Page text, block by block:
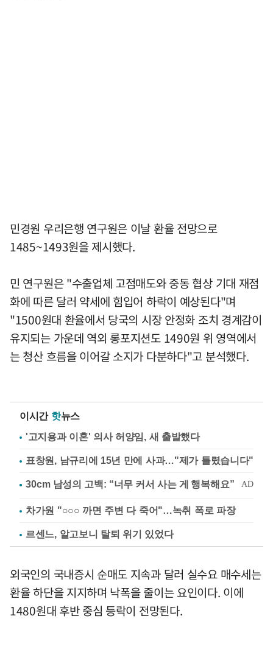
민경원 우리은행 연구원은 이날 환율 전망으로
1485~1493원을 제시했다.
민 연구원은 "수출업체 고점매도와 중동 협상 기대 재점
화에 따른 달러 약세에 힘입어 하락이 예상된다"며
"1500원대 환율에서 당국의 시장 안정화 조치 경계감이
유지되는 가운데 역외 롱포지션도 1490원 위 영역에서
는 청산 흐름을 이어갈 소지가 다분하다"고 분석했다.
이시간 핫뉴스
'고지용과 이혼' 의사 허양임, 새 출발했다
표창원, 남규리에 15년 만에 사과…"제가 틀렸습니다"
차가원 "○○○ 까면 주변 다 죽어"…녹취 폭로 파장
르센느, 알고보니 탈퇴 위기 있었다
외국인의 국내증시 순매도 지속과 달러 실수요 매수세는
환율 하단을 지지하며 낙폭을 줄이는 요인이다. 이에
1480원대 후반 중심 등락이 전망된다.